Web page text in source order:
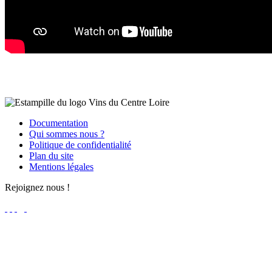
Documentation
Qui sommes nous ?
Politique de confidentialité
Plan du site
Mentions légales
Rejoignez nous !